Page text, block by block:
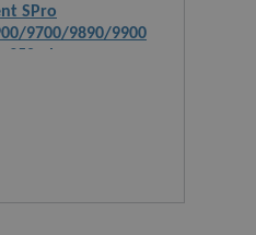
SPro
9700/9890/9900